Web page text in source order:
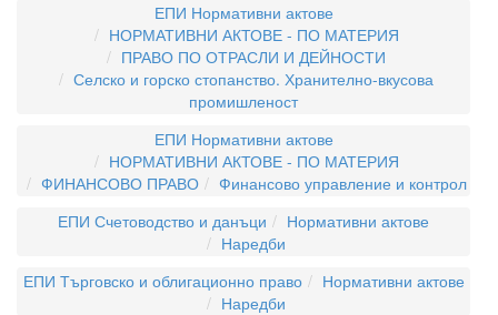
ЕПИ Нормативни актове
НОРМАТИВНИ АКТОВЕ - ПО МАТЕРИЯ
ПРАВО ПО ОТРАСЛИ И ДЕЙНОСТИ
Селско и горско стопанство. Хранително-вкусова
промишленост
ЕПИ Нормативни актове
НОРМАТИВНИ АКТОВЕ - ПО МАТЕРИЯ
ФИНАНСОВО ПРАВО
Финансово управление и контрол
ЕПИ Счетоводство и данъци
Нормативни актове
Наредби
ЕПИ Търговско и облигационно право
Нормативни актове
Наредби